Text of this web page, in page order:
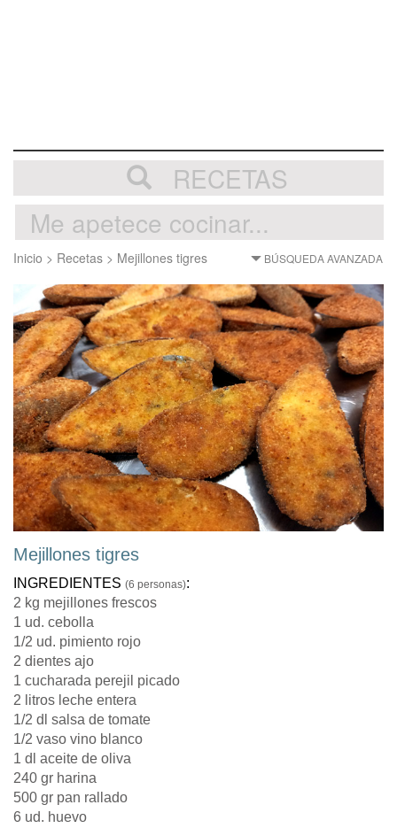
RECETAS
Inicio > Recetas > Mejillones tigres BÚSQUEDA AVANZADA
Mejillones tigres
INGREDIENTES (6 personas):
2 kg mejillones frescos
1 ud. cebolla
1/2 ud. pimiento rojo
2 dientes ajo
1 cucharada perejil picado
2 litros leche entera
1/2 dl salsa de tomate
1/2 vaso vino blanco
1 dl aceite de oliva
240 gr harina
500 gr pan rallado
6 ud. huevo